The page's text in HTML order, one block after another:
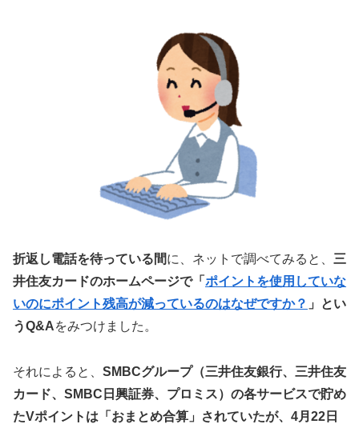
折返し電話を待っている間に、ネットで調べてみると、 三
井住友カードのホームページで「 ポイントを使用していな
いのにポイント残高が減っているのはなぜですか？ 」とい
うQ&Aをみつけました。
それによると、 SMBCグループ（三井住友銀行、三井住友
カード、SMBC日興証券、プロミス）の各サービスで貯め
たVポイントは「おまとめ合算」されていたが、4月22日